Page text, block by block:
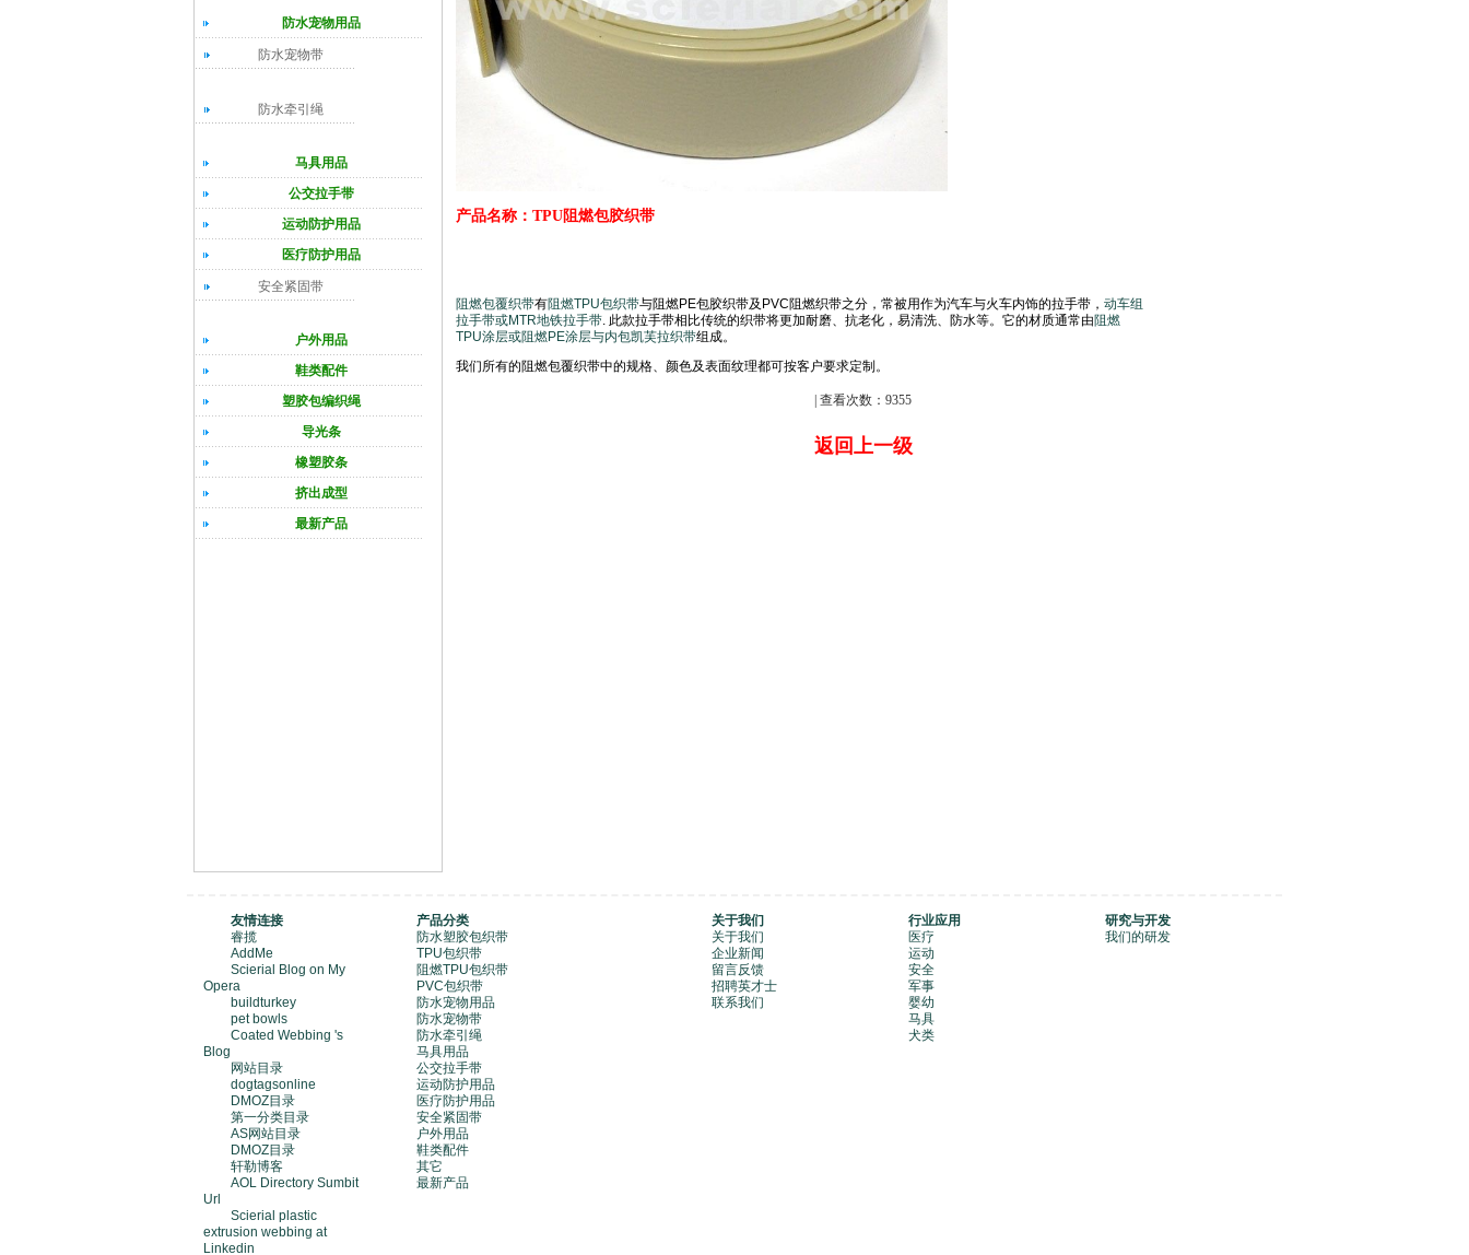
防水宠物用品
防水宠物带
防水牵引绳
马具用品
公交拉手带
运动防护用品
医疗防护用品
安全紧固带
户外用品
鞋类配件
塑胶包编织绳
导光条
橡塑胶条
挤出成型
最新产品
产品名称：TPU阻燃包胶织带
阻燃包覆织带有阻燃TPU包织带与阻燃PE包胶织带及 PVC阻燃织带之分，常被用作为汽车与火车内饰的拉手带， 动车组
拉手带或MTR地铁拉手带 此款拉手带相比传统的织带将更加耐磨、抗老化，易清洗、防水等。它的材质通常由阻燃
TPU涂层或阻燃PE涂层与内包凯芙拉织带组成。
我们所有的阻燃包覆织带中的规格、颜色及表面纹理都可按客户要求定制。
| 查看次数：9355
返回上一级
友情连接
睿揽
AddMe
Scierial Blog on My
Opera
buildturkey
pet bowls
Coated Webbing 's
Blog
网站目录
dogtagsonline
DMOZ目录
第一分类目录
AS网站目录
DMOZ目录
轩勒博客
AOL Directory Sumbit
Url
Scierial plastic
extrusion webbing at
Linkedin
产品分类
防水塑胶包织带
TPU包织带
阻燃TPU包织带
PVC包织带
防水宠物用品
防水宠物带
防水牵引绳
马具用品
公交拉手带
运动防护用品
医疗防护用品
安全紧固带
户外用品
鞋类配件
其它
最新产品
关于我们
关于我们
企业新闻
留言反馈
招聘英才士
联系我们
行业应用
医疗
运动
安全
军事
婴幼
马具
犬类
研究与开发
我们的研发